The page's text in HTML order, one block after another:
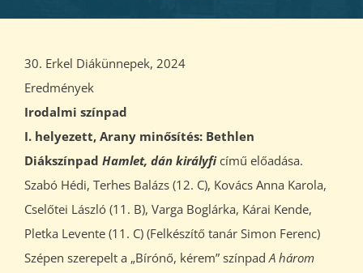
Kapcsolat
30. Erkel Diákünnepek, 2024
Eredmények
Irodalmi színpad
I. helyezett, Arany minősítés: Bethlen
Diákszínpad Hamlet, dán királyficímű előadása.
Szabó Hédi, Terhes Balázs (12. C), Kovács Anna Karola,
Cselőtei László (11. B), Varga Boglárka, Kárai Kende,
Pletka Levente (11. C) (Felkészítő tanár Simon Ferenc)
Szépen szerepelt a „Bírónő, kérem” színpadA három